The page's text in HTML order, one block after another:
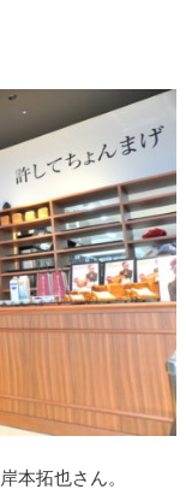
本拓也さん。